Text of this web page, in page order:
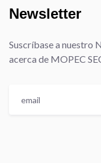
Newsletter
Suscríbase a nuestro
acerca de MOPEC